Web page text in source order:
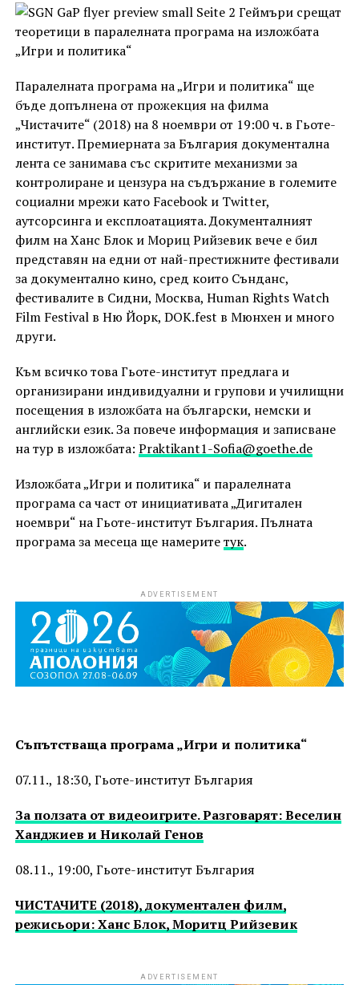
Паралелната програма на „Игри и политика“ ще
бъде допълнена от прожекция на филма
„Чистачите“ (2018) на 8 ноември от 19:00 ч. в Гьоте-
институт. Премиерната за България документална
лента се занимава със скритите механизми за
контролиране и цензура на съдържание в големите
социални мрежи като Facebook и Twitter,
аутсорсинга и експлоатацията. Документалният
филм на Ханс Блок и Мориц Рийзевик вече е бил
представян на едни от най-престижните фестивали
за документално кино, сред които Сънданс,
фестивалите в Сидни, Москва, Human Rights Watch
Film Festival в Ню Йорк, DOK.fest в Мюнхен и много
други.
Към всичко това Гьоте-институт предлага и
организирани индивидуални и групови и училищни
посещения в изложбата на български, немски и
английски език. За повече информация и записване
на тур в изложбата: Praktikant1-Sofia@goethe.de
Изложбата „Игри и политика“ и паралелната
програма са част от инициативата „Дигитален
ноември“ на Гьоте-институт България. Пълната
програма за месеца ще намеритетук.
ADVERTISEMENT
Съпътстваща програма „Игри и политика“
07.11., 18:30, Гьоте-институт България
За ползата от видеоигрите. Разговарят: Веселин
Ханджиев и Николай Генов
08.11., 19:00, Гьоте-институт България
ЧИСТАЧИТЕ (2018), документален филм,
режисьори: Ханс Блок, Моритц Рийзевик
ADVERTISEMENT